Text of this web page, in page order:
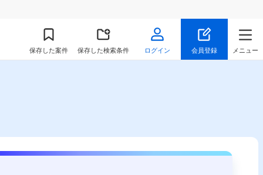
保存した案件 保存した検索条件 ログイン 会員登録 メニュー